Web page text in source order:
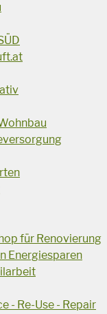
für Renovierung
Energiesparen
- Re-Use - Repair